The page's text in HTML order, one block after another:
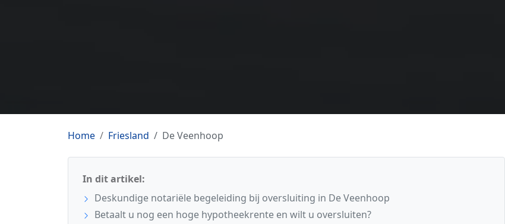
Home Friesland De Veenhoop
In dit artikel:
Deskundige notariële begeleiding bij oversluiting in De Veenhoop
Betaalt u nog een hoge hypotheekrente en wilt u oversluiten?